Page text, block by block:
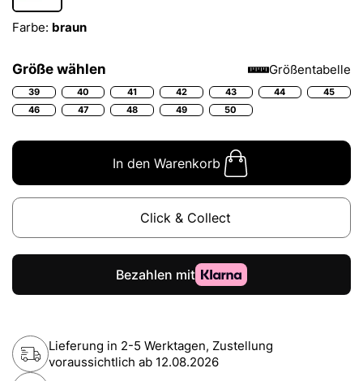
Farbe: braun
Größe wählen Größentabelle
39 40 41 42 43 44
45
46
47 48 49 50
In den Warenkorb
Click & Collect
Lieferung in 2-5 Werktagen, Zustellung
voraussichtlich ab 12.08.2026